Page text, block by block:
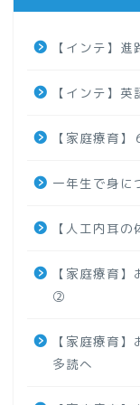
【インテ】
【インテ】
【家庭療育
一年生で身に
【人工内耳
【家庭療育
②
【家庭療育
多読へ